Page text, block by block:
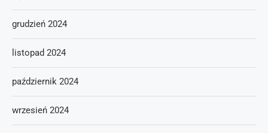
grudzień 2024
listopad 2024
październik 2024
wrzesień 2024